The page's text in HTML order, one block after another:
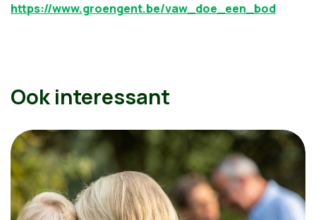
https://www.groengent.be/vaw_doe_een_bod
Ook interessant